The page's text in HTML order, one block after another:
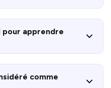
apprendre
comme